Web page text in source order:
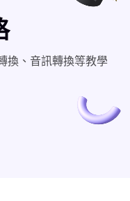
換、音訊轉換等教學